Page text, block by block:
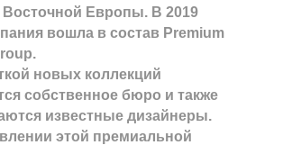
Европы. В 2019
вошла в состав Premium
новых коллекций
собственное бюро и также
известные дизайнеры.
этой премиальной